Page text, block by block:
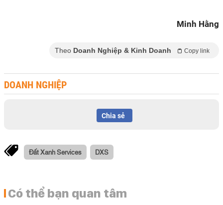
Minh Hằng
Theo Doanh Nghiệp & Kinh Doanh Copy link
DOANH NGHIỆP
Chia sẻ
Đất Xanh Services DXS
Có thể bạn quan tâm